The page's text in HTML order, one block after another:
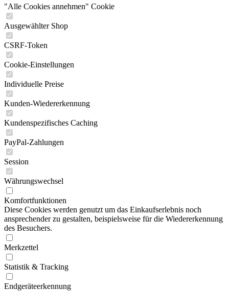
"Alle Cookies annehmen" Cookie
Ausgewählter Shop
CSRF-Token
Cookie-Einstellungen
Individuelle Preise
Kunden-Wiedererkennung
Kundenspezifisches Caching
PayPal-Zahlungen
Session
Währungswechsel
Komfortfunktionen
Diese Cookies werden genutzt um das Einkaufserlebnis noch
ansprechender zu gestalten, beispielsweise für die Wiedererkennung
des Besuchers.
Merkzettel
Statistik & Tracking
Endgeräteerkennung